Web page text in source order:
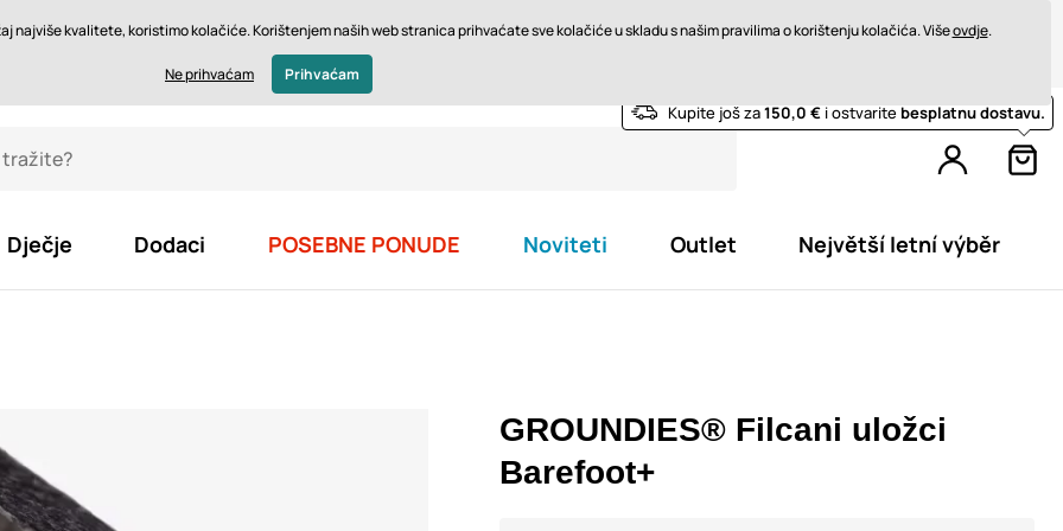
Povrat u roku od 14 dana
Brza dostava od 200 € BESPLATNO
Kupite još za150,0 €i ostvaritebesplatnu dostavu.
Dječje Dodaci POSEBNE PONUDE Noviteti Outlet Největší letní výběr
GROUNDIES® Filcani uložci
Barefoot+
najviše kvalitete, koristimo kolačiće. Korištenjem naših web stranica prihvaćate sve kolačiće u skladu s našim pravilima o korištenju kolačića. Višeovdje.
Ne prihvaćam Prihvaćam